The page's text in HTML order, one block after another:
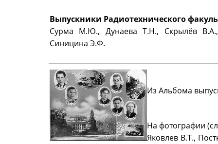
Выпускники Радиотехнического
Сурма М.Ю., Дунаева Т.Н., Скрылёв
Синицина Э.Ф.
Из Альбома
На фотографии
Яковлев В.Т.,